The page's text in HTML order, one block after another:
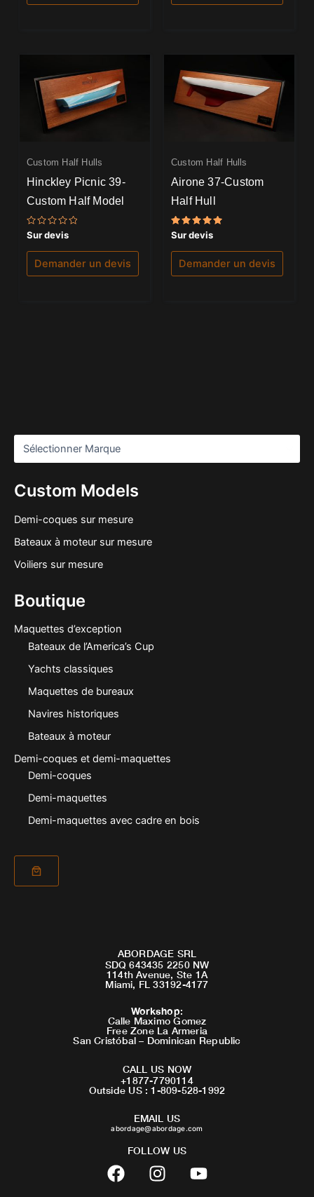
Custom Models
Demi-coques sur mesure
Bateaux à moteur sur mesure
Voiliers sur mesure
Boutique
Maquettes d’exception
Bateaux de l’America’s Cup
Yachts classiques
Maquettes de bureaux
Navires historiques
Bateaux à moteur
Demi-coques et demi-maquettes
Demi-coques
Demi-maquettes
Demi-maquettes avec cadre en bois
Custom Half Hulls
Hinckley Picnic 39-
Custom Half Model
Note
0
sur
Sur devis
Demander un devis
Custom Half Hulls
Airone 37-Custom
Half Hull
Note
5.00
sur 5
Sur devis
Demander un devis
ABORDAGE SRL
SDQ 643435 2250 NW
114th Avenue, Ste 1A
Miami, FL 33192-4177
Workshop:
Calle Maximo Gomez
Free Zone La Armeria
San Cristóbal – Dominican Republic
CALL US NOW
+1877-7790114
Outside US : 1-809-528-1992
EMAIL US
abordage@abordage.com
FOLLOW US
F
a
I
n
Y
o